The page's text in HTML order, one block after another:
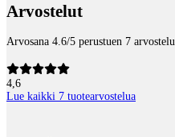
Arvostelut
Arvosana 4.6/5 perustuen 7
4,6
Lue kaikki 7 tuotearvostelua